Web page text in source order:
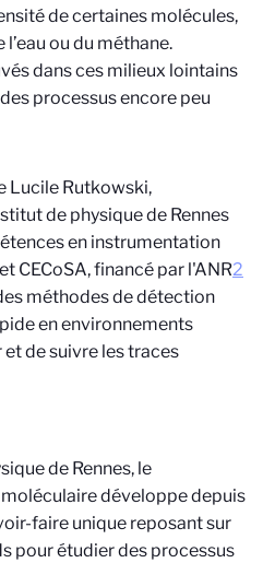
de certaines molécules,
ou du méthane.
dans ces milieux lointains
processus encore peu
Lucile Rutkowski,
de physique de Rennes
en instrumentation
CECoSA, financé par l'ANR2
méthodes de détection
en environnements
de suivre les traces
de Rennes, le
développe depuis
faire unique reposant sur
pour étudier des processus